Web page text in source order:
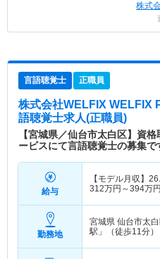
株式
言語聴覚士 正職員
株式会社WELFIX WELFIX
語聴覚士求人(正職員)
【宮城県／仙台市太白区】資
ービスにて言語聴覚士の募集で
給与
【モデル月収】
312万円～394万円
勤務地
宮城県 仙台市太
駅」（徒歩11分）